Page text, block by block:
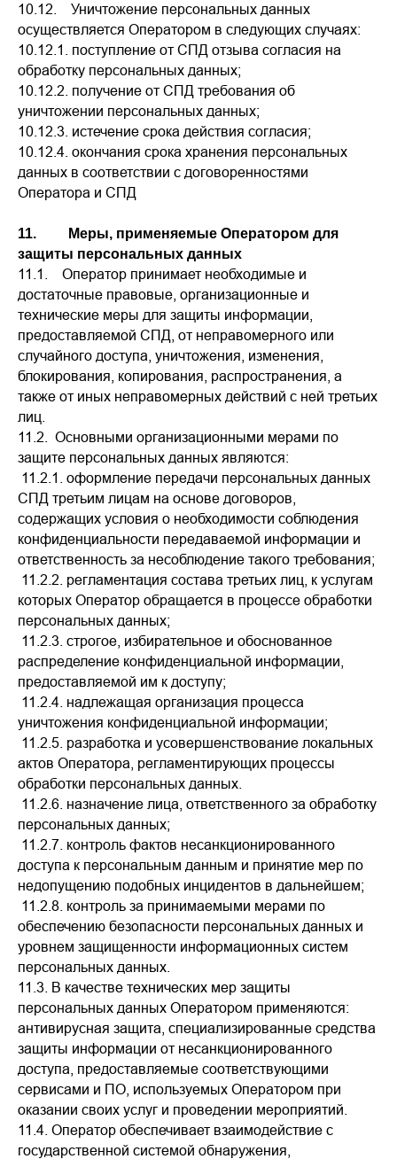
10.12. Уничтожение персональных данных
осуществляется Оператором в следующих случаях:
10.12.1. поступление от СПД отзыва согласия на
обработку персональных данных;
10.12.2. получение от СПД требования об
уничтожении персональных данных;
10.12.3. истечение срока действия согласия;
10.12.4. окончания срока хранения персональных
данных в соответствии с договоренностями
Оператора и СПД
11. Меры, применяемые Оператором для
защиты персональных данных
11.1. Оператор принимает необходимые и
достаточные правовые, организационные и
технические меры для защиты информации,
предоставляемой СПД, от неправомерного или
случайного доступа, уничтожения, изменения,
блокирования, копирования, распространения, а
также от иных неправомерных действий с ней третьих
лиц.
11.2. Основными организационными мерами по
защите персональных данных являются:
11.2.1. оформление передачи персональных данных
СПД третьим лицам на основе договоров,
содержащих условия о необходимости соблюдения
конфиденциальности передаваемой информации и
ответственность за несоблюдение такого требования;
11.2.2. регламентация состава третьих лиц, к услугам
которых Оператор обращается в процессе обработки
персональных данных;
11.2.3. строгое, избирательное и обоснованное
распределение конфиденциальной информации,
предоставляемой им к доступу;
11.2.4. надлежащая организация процесса
уничтожения конфиденциальной информации;
11.2.5. разработка и усовершенствование локальных
актов Оператора, регламентирующих процессы
обработки персональных данных.
11.2.6. назначение лица, ответственного за обработку
персональных данных;
11.2.7. контроль фактов несанкционированного
доступа к персональным данным и принятие мер по
недопущению подобных инцидентов в дальнейшем;
11.2.8. контроль за принимаемыми мерами по
обеспечению безопасности персональных данных и
уровнем защищенности информационных систем
персональных данных.
11.3. В качестве технических мер защиты
персональных данных Оператором применяются:
антивирусная защита, специализированные средства
защиты информации от несанкционированного
доступа, предоставляемые соответствующими
сервисами и ПО, используемых Оператором при
оказании своих услуг и проведении мероприятий.
11.4. Оператор обеспечивает взаимодействие с
государственной системой обнаружения,